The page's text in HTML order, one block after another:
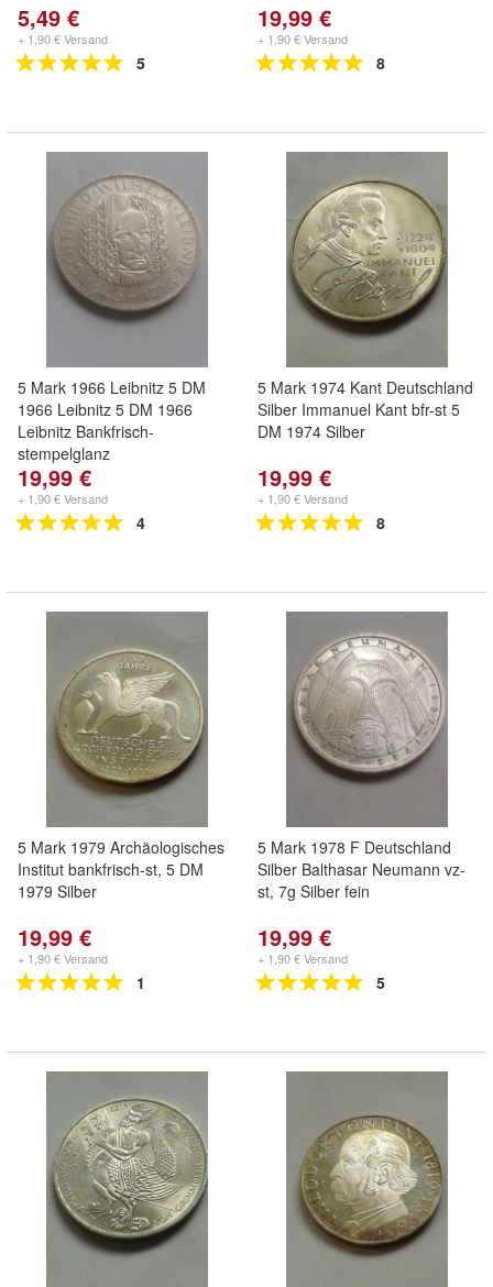
5,49 €
+ 1,90 € Versand
5
19,99 €
+ 1,90 € Versand
8
5 Mark 1966 Leibnitz 5 DM
1966 Leibnitz 5 DM 1966
Leibnitz Bankfrisch-
stempelglanz
19,99 €
+ 1,90 € Versand
4
5 Mark 1974 Kant Deutschland
Silber Immanuel Kant bfr-st 5
DM 1974 Silber
19,99 €
+ 1,90 € Versand
8
5 Mark 1979 Archäologisches
Institut bankfrisch-st, 5 DM
1979 Silber
19,99 €
+ 1,90 € Versand
1
5 Mark 1978 F Deutschland
Silber Balthasar Neumann vz-
st, 7g Silber fein
19,99 €
+ 1,90 € Versand
5